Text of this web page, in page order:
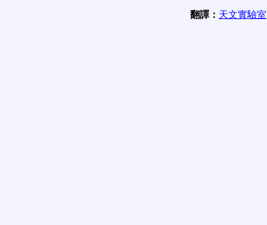
翻譯： 天文實驗室